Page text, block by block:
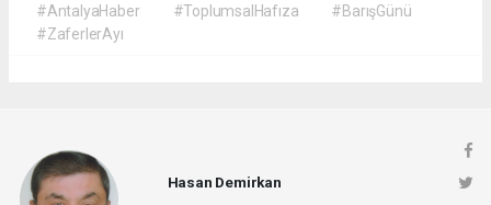
#AntalyaHaber
#ToplumsalHafıza
#BarışGünü
#ZaferlerAyı
Hasan Demirkan